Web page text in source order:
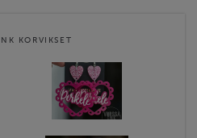
KORVIKSET